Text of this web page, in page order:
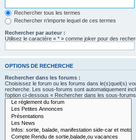
Rechercher tous les termes
Rechercher n’importe lequel de ces termes
Rechercher par auteur :
Utilisez le caractère « * » comme joker pour des
OPTIONS DE RECHERCHE
Rechercher dans les forums :
Choisissez le forum ou les forums dans le(s)quel(s)
recherche. Les sous-forums sont automatiquement
l’option ci-dessous « Rechercher dans les sous-forums